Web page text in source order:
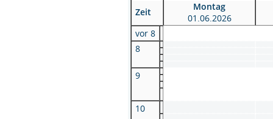
Zeit
Montag
01.06.2026
vor 8
8
9
10